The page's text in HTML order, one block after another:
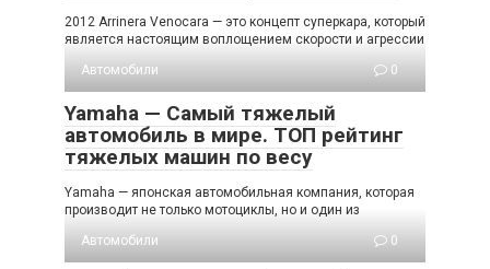
2012 Arrinera Venocara — это концепт суперкара, который
является настоящим воплощением скорости и агрессии
Автомобили
0
Yamaha — Самый тяжелый
автомобиль в мире. ТОП рейтинг
тяжелых машин по весу
Yamaha — японская автомобильная компания, которая
производит не только мотоциклы, но и один из
Автомобили
0